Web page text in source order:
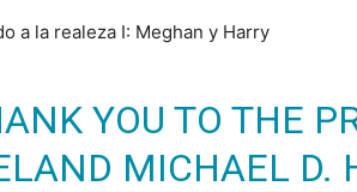
a la realeza I: Meghan y Harry
YOU TO THE
MICHAEL D.